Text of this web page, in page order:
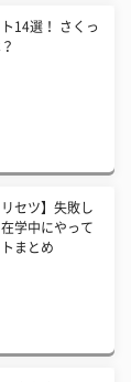
14選！ さくっ
セツ】失敗し
学中にやって
まとめ